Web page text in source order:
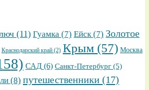
(11) Гуамка (7) Ейск(7) Золотое
Краснодарский край (2) Крым (57) Москва
САД (6) Санкт-Петербург (5)
(8) путешественники (17)